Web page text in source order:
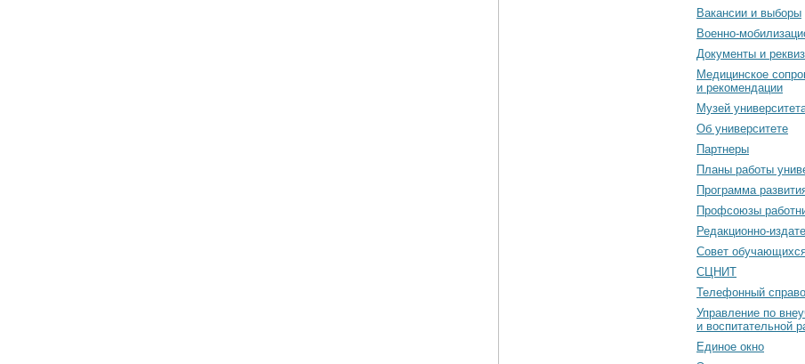
Вакансии и выборы
Военно-
Документы и
Медицинское
и рекомендации
Музей
Об университете
Партнеры
Планы работы
Программа
Профсоюзы
Редакционно-
Cовет
СЦНИТ
Телефонный
Управление по
и воспитательной
Единое окно